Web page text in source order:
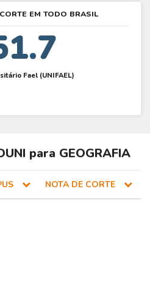
EM TODO BRASIL
Fael (UNIFAEL)
para GEOGRAFIA
NOTA DE CORTE